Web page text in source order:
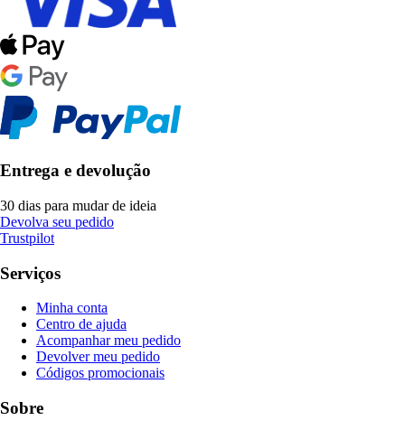
Entrega e devolução
30 dias para mudar de ideia
Devolva seu pedido
Trustpilot
Serviços
Minha conta
Centro de ajuda
Acompanhar meu pedido
Devolver meu pedido
Códigos promocionais
Sobre